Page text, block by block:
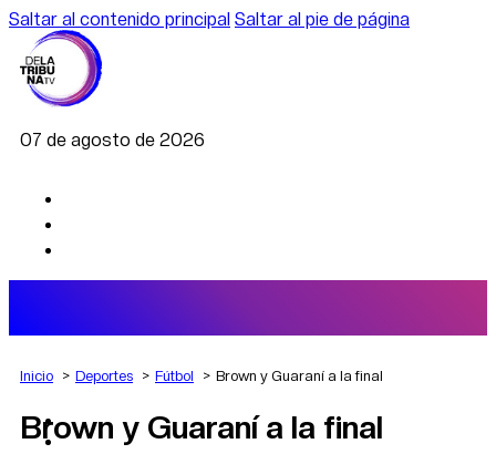
Saltar al contenido principal Saltar al pie de página
07 de agosto de 2026
AGRO
DEPORTES
Inicio Deportes Fútbol Brown y Guaraní a la final
Brown y Guaraní a la final